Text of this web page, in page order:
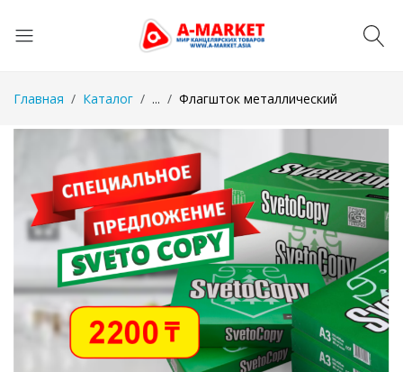
Главная Каталог ... Флагшток металлический